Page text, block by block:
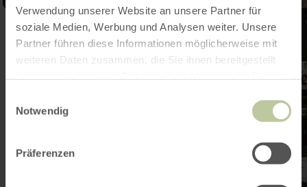
Verwendung unserer Website an unsere Partner für
soziale Medien, Werbung und Analysen weiter. Unsere
Partner führen diese Informationen möglicherweise mit
weiteren Daten zusammen, die Sie ihnen bereitgestellt
Notwendig
Präferenzen